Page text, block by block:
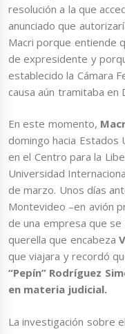
resolución a la que
anunciado que
Macri porque entiende
de expresidente y
establecido la Cámara
causa aún tramitaba en
En este momento,
domingo hacia Estados
en el Centro para la
Universidad
de marzo. Unos días
Montevideo –en avión
de una empresa que
querella que encabeza
que viajara y recordó
“Pepín” Rodríguez
en materia judicial.
La investigación sobre